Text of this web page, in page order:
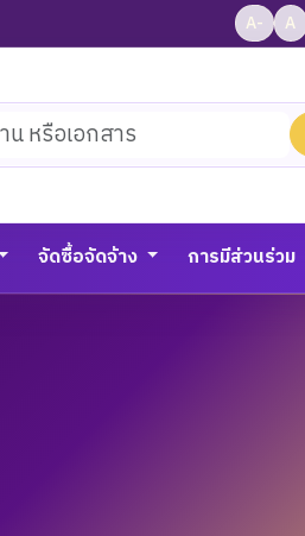
A- A
จัดซื้อจัดจ้าง การมีส่วนร่วม